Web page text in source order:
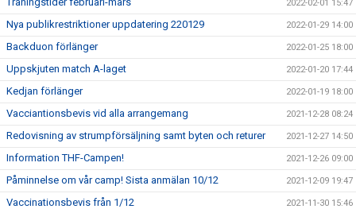
2022-02-01 15:47
Nya publikrestriktioner uppdatering 220129 2022-01-29 14:00
Backduon förlänger 2022-01-25 18:00
Uppskjuten match A-laget 2022-01-20 17:44
Kedjan förlänger 2022-01-19 18:00
Vacciantionsbevis vid alla arrangemang 2021-12-28 08:24
Redovisning av strumpförsäljning samt byten och returer 2021-12-27 14:50
Information THF-Campen! 2021-12-26 09:00
Påminnelse om vår camp! Sista anmälan 10/12 2021-12-09 19:47
Vaccinationsbevis från 1/12 2021-11-30 15:46